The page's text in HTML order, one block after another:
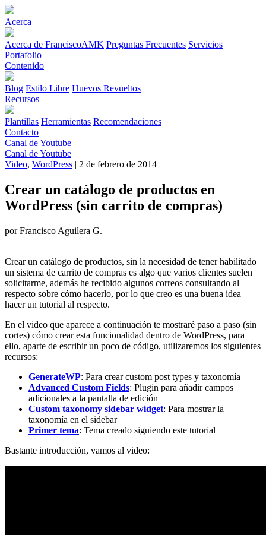
Acerca
Acerca de FranciscoAMK Preguntas Frecuentes Servicios
Portafolio
Contenido
Blog Estilo Libre Huevos Revueltos
Recursos
Plantillas Herramientas Recomendaciones
Contacto
Canal de Youtube
Canal de Youtube
Video, WordPress | 2 de febrero de 2014
Crear un catálogo de productos en
WordPress (sin carrito de compras)
por Francisco Aguilera G.
Crear un catálogo de productos, sin la necesidad de tener habilitado
un sistema de carrito de compras es algo que varios clientes suelen
solicitarme, además he recibido algunos correos consultando al
respecto sobre cómo hacerlo, por lo que creo es una buena idea
hacer un tutorial al respecto.
En el video que aparece a continuación te mostraré paso a paso (sin
cortes) cómo crear esta funcionalidad dentro de WordPress, para
ello, aparte de escribir un poco de código, utilizaremos los siguientes
recursos:
GenerateWP: Para crear custom post types y taxonomía
Advanced Custom Fields: Plugin para añadir campos
adicionales a la pantalla de edición
Custom taxonomy sidebar widget: Para mostrar la
taxonomía en el sidebar
Primer tema: Tema creado siguiendo este tutorial
Bastante introducción, vamos al video: